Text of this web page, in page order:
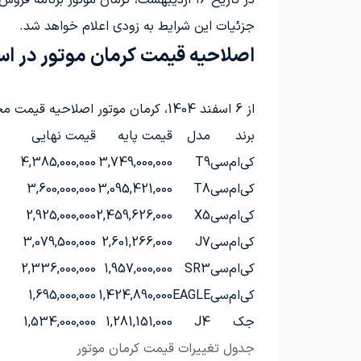
جزئیات این شرایط به زودی اعلام خواهد شد.
اصلاحیه قیمت کرمان موتور در
از 6 اسفند 1404، کرمان موتور اصلاحیه قیمت محصولات خود را مطابق با جدول زیر به صورت رسمی اعلام کرده است:
جدول تغییرات قیمت کرمان موتور
برند مدل قیمت پایه
قیمت نهایی
کی‌ام‌سیT9
3,749,000,000
4,385,000,000
کی‌ام‌سیT8
3,095,421,000
3,600,000,000
کی‌ام‌سیX5
2,459,626,000
2,925,000,000
کی‌ام‌سیJ7
2,601,266,000
3,079,500,000
کی‌ام‌سیSR3
1,957,000,000
2,336,000,000
کی‌ام‌سیEAGLE
1,424,890,000
1,695,000,000
جک
J4
1,281,151,000
1,534,000,000